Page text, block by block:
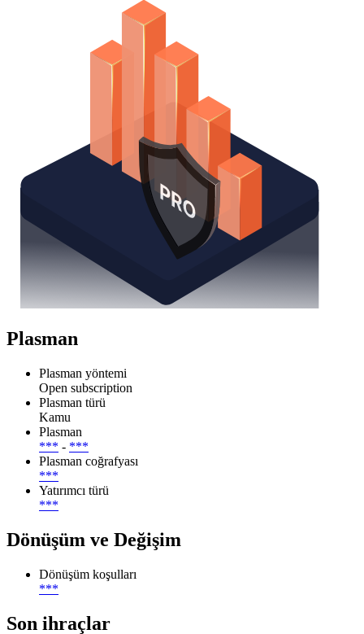
Plasman
Plasman yöntemi
Open subscription
Plasman türü
Kamu
Plasman
*** - ***
Plasman coğrafyası
***
Yatırımcı türü
***
Dönüşüm ve Değişim
Dönüşüm koşulları
***
Son ihraçlar